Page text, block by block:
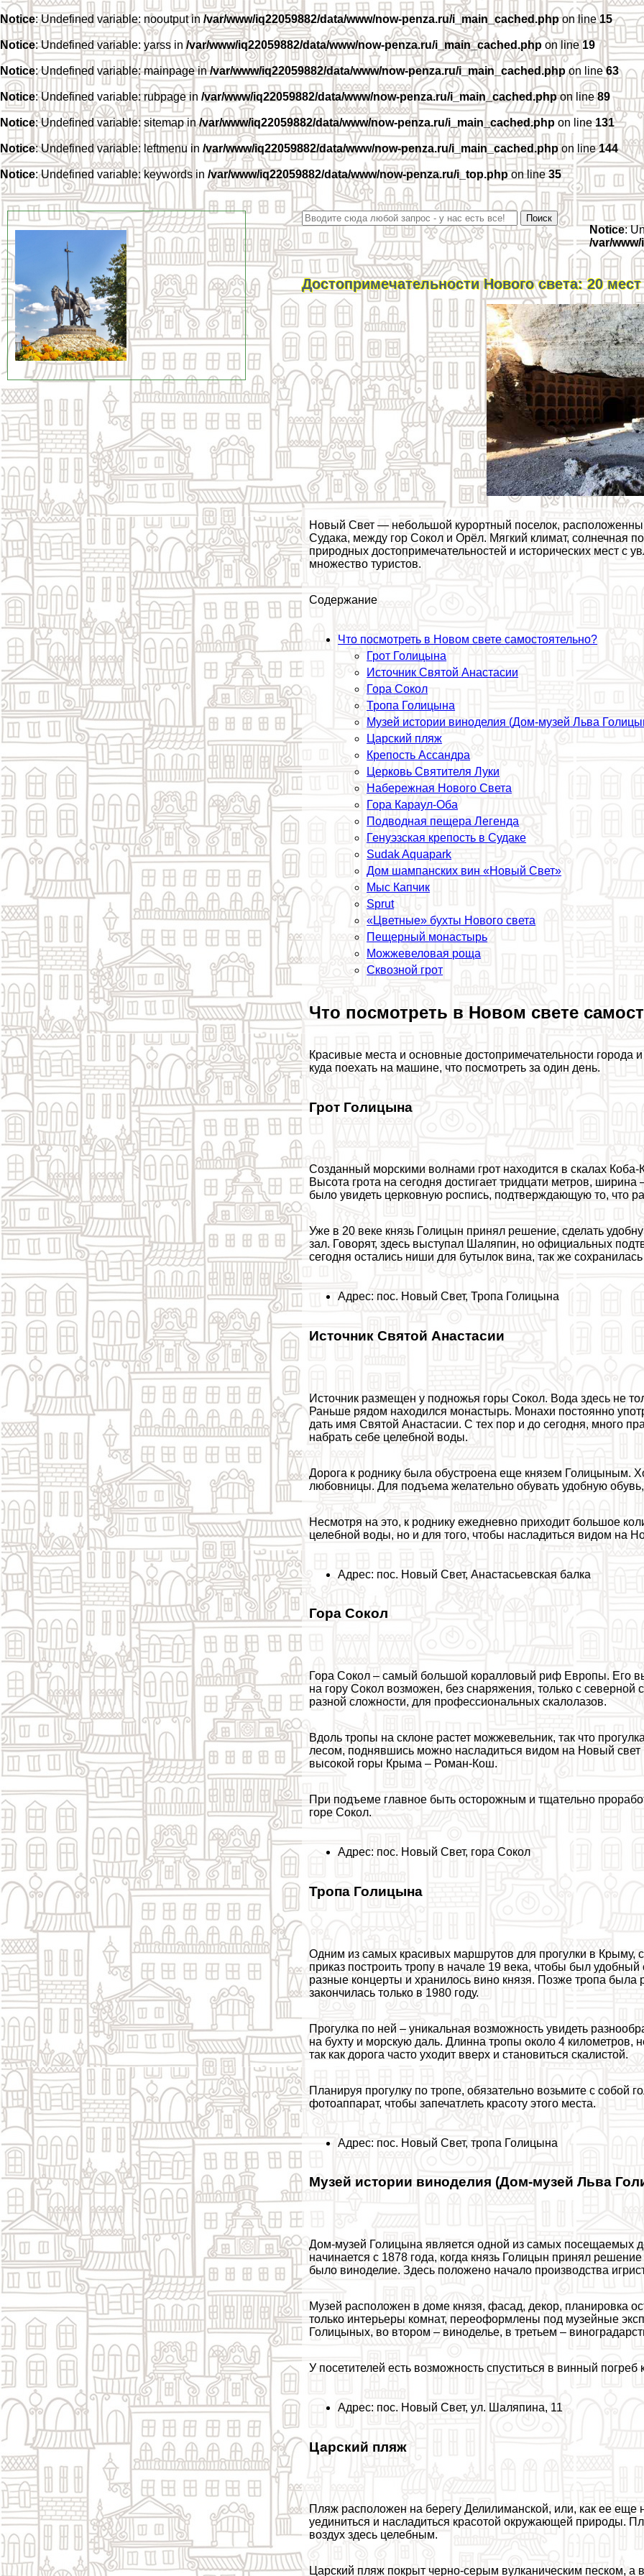
Notice: Undefined variable: nooutput in /var/www/iq22059882/data/www/now-penza.ru/i_main_cached.phpon line15
Notice: Undefined variable: yarss in /var/www/iq22059882/data/www/now-penza.ru/i_main_cached.php on line19
Notice: Undefined variable: mainpage in/var/www/iq22059882/data/www/now-penza.ru/i_main_cached.phpon line63
Notice: Undefined variable: rubpage in /var/www/iq22059882/data/www/now-penza.ru/i_main_cached.phpon line89
Notice: Undefined variable: sitemap in/var/www/iq22059882/data/www/now-penza.ru/i_main_cached.php on line131
Notice: Undefined variable: leftmenu in /var/www/iq22059882/data/www/now-penza.ru/i_main_cached.phpon line144
Notice: Undefined variable: keywords in /var/www/iq22059882/data/www/now-penza.ru/i_top.phpon line35
Notice:
/var/
Достопримечательности Нового света: 20
Новый Свет — небольшой курортный поселок,
Судака, между гор Сокол и Орёл. Мягкий климат, солнечная
природных достопримечательностей и исторических мест с
множество туристов.
Содержание
Что посмотреть в Новом свете самостоятельно?
Грот Голицына
Источник Святой Анастасии
Гора Сокол
Тропа Голицына
Музей истории виноделия (Дом-музей Льва
Царский пляж
Крепость Ассандра
Церковь Святителя Луки
Набережная Нового Света
Гора Караул-Оба
Подводная пещера Легенда
Генуэзская крепость в Судаке
Sudak Aquapark
Дом шампанских вин «Новый Свет»
Мыс Капчик
Sprut
«Цветные» бухты Нового света
Пещерный монастырь
Можжевеловая роща
Сквозной грот
Что посмотреть в Новом свете
Красивые места и основные достопримечательности города
куда поехать на машине, что посмотреть за один день.
Грот Голицына
Созданный морскими волнами грот находится в скалах
Высота грота на сегодня достигает тридцати метров,
было увидеть церковную роспись, подтверждающую то, что
Уже в 20 веке князь Голицын принял решение, сделать
зал. Говорят, здесь выступал Шаляпин, но официальных
сегодня остались ниши для бутылок вина, так же
Адрес: пос. Новый Свет, Тропа Голицына
Источник Святой Анастасии
Источник размещен у подножья горы Сокол. Вода здесь не
Раньше рядом находился монастырь. Монахи постоянно
дать имя Святой Анастасии. С тех пор и до сегодня, много
набрать себе целебной воды.
Дорога к роднику была обустроена еще князем Голицыным.
любовницы. Для подъема желательно обувать удобную
Несмотря на это, к роднику ежедневно приходит большое
целебной воды, но и для того, чтобы насладиться видом на
Адрес: пос. Новый Свет, Анастасьевская балка
Гора Сокол
Гора Сокол – самый большой коралловый риф Европы. Его
на гору Сокол возможен, без снаряжения, только с
разной сложности, для профессиональных скалолазов.
Вдоль тропы на склоне растет можжевельник, так что
лесом, поднявшись можно насладиться видом на Новый
высокой горы Крыма – Роман-Кош.
При подъеме главное быть осторожным и тщательно
горе Сокол.
Адрес: пос. Новый Свет, гора Сокол
Тропа Голицына
Одним из самых красивых маршрутов для прогулки в Крыму,
приказ построить тропу в начале 19 века, чтобы был
разные концерты и хранилось вино князя. Позже тропа была
закончилась только в 1980 году.
Прогулка по ней – уникальная возможность увидеть
на бухту и морскую даль. Длинна тропы около 4 километров,
так как дорога часто уходит вверх и становиться скалистой.
Планируя прогулку по тропе, обязательно возьмите с собой
фотоаппарат, чтобы запечатлеть красоту этого места.
Адрес: пос. Новый Свет, тропа Голицына
Музей истории виноделия (Дом-музей Льва
Дом-музей Голицына является одной из самых посещаемых
начинается с 1878 года, когда князь Голицын принял
было виноделие. Здесь положено начало производства
Музей расположен в доме князя, фасад, декор, планировка
только интерьеры комнат, переоформлены под музейные
Голицыных, во втором – виноделье, в третьем –
У посетителей есть возможность спуститься в винный
Адрес: пос. Новый Свет, ул. Шаляпина, 11
Царский пляж
Пляж расположен на берегу Делилиманской, или, как ее
уединиться и насладиться красотой окружающей природы.
воздух здесь целебным.
Царский пляж покрыт черно-серым вулканическим песком, а